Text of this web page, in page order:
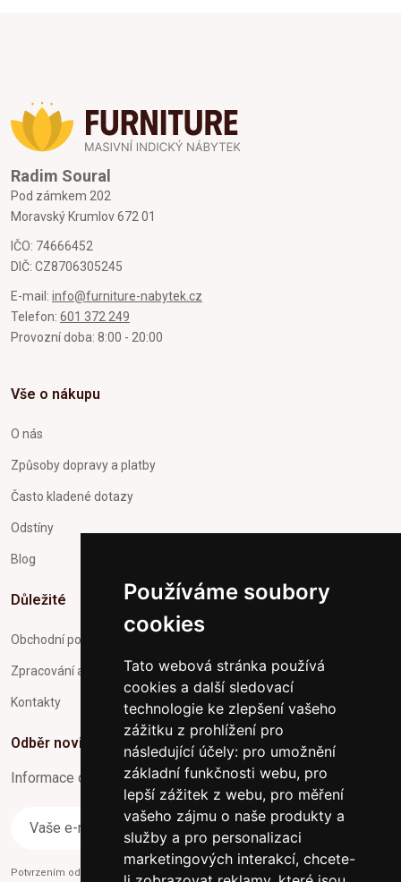
Používáme soubory
cookies
Tato webová stránka používá
cookies a další sledovací
technologie ke zlepšení vašeho
zážitku z prohlížení pro
následující účely: pro umožnění
základní funkčnosti webu, pro
lepší zážitek z webu, pro měření
vašeho zájmu o naše produkty a
služby a pro personalizaci
marketingových interakcí, chcete-
Radim Soural
Pod zámkem 202
Moravský Krumlov 672 01
IČO: 74666452
DIČ: CZ8706305245
E-mail: info@furniture-nabytek.cz
Telefon: 601 372 249
Provozní doba: 8:00 - 20:00
Vše o nákupu
O nás
Způsoby dopravy a platby
Často kladené dotazy
Odstíny
Blog
Důležité
Obchodní podmínky
Zpracování a ochrana osobních údajů
Kontakty
Odběr novinek
Informace o Novinkách a užitečné rady max. 1x za týden
Odebírat
Potvrzením odběru současně souhlasíte s našimi podmínkami o